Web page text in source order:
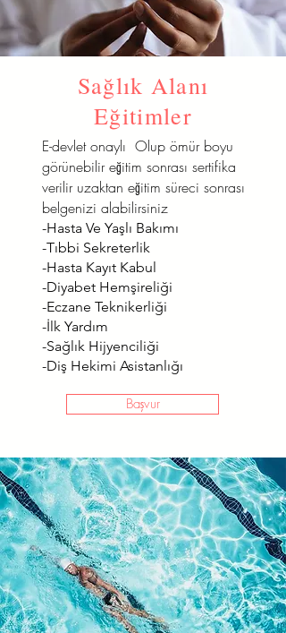
Sağlık Alanı
Eğitimler
E-devlet onaylı Olup ömür boyu
görünebilir eğitim sonrası sertifika
verilir uzaktan eğitim süreci sonrası
belgenizi alabilirsiniz
-Hasta Ve Yaşlı Bakımı
-Tıbbi Sekreterlik
-Hasta Kayıt Kabul
-Diyabet Hemşireliği
-Eczane Teknikerliği
-İlk Yardım
-Sağlık Hijyenciliği
-Diş Hekimi Asistanlığı
Başvur